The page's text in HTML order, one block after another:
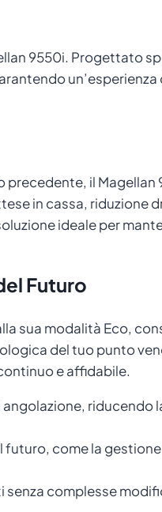
9550i. Progettato
precedente, il
in cassa, riduzione
ideale per
Futuro
sua modalità Eco,
del tuo punto
e affidabile.
riducendo
come la
complesse